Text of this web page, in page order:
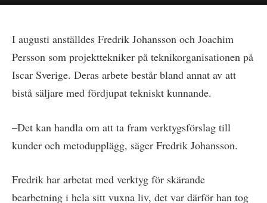
I augusti anställdes Fredrik Johansson och Joachim
Persson som projekttekniker på teknikorganisationen på
Iscar Sverige. Deras arbete består bland annat av att
bistå säljare med fördjupat tekniskt kunnande.
–Det kan handla om att ta fram verktygsförslag till
kunder och metodupplägg, säger Fredrik Johansson.
Fredrik har arbetat med verktyg för skärande
bearbetning i hela sitt vuxna liv, det var därför han tog